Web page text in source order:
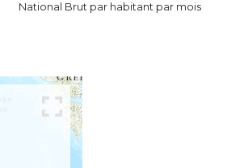
National Brut par habitant par mois